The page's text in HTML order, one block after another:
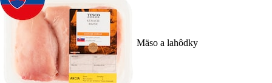
Mäso a lahôdky